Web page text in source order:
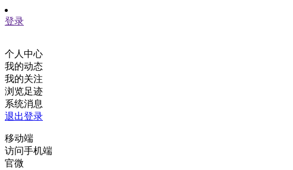
登录
个人中心
我的动态
我的关注
浏览足迹
系统消息
退出登录
移动端
访问手机端
官微